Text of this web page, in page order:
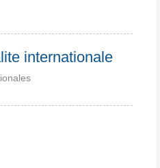
internationale